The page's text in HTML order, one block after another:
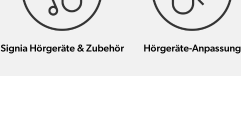
Signia Hörgeräte & Zubehör Hörgeräte-Anpassung